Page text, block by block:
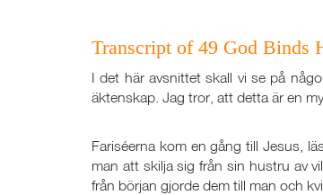
Transcript of 49 God Binds
I det här avsnittet skall vi se på
äktenskap. Jag tror, att detta är en
Fariséerna kom en gång till Jesus,
man att skilja sig från sin hustru av
från början gjorde dem till man och